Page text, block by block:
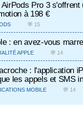
AirPods Pro 3 s'offrent
à 198 €
💬 15
: en avez-vous
APPLE 💬 14
: l'application
les appels et SMS
MOBILE 💬 14